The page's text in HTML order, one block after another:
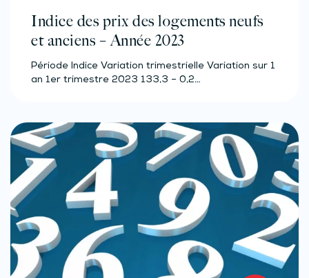
Indice des prix des logements neufs
et anciens – Année 2023
Période Indice Variation trimestrielle Variation sur 1
an 1er trimestre 2023 133,3 – 0,2…